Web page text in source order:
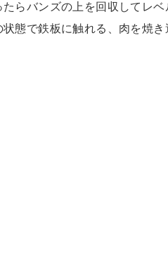
らバンズの上を回収してレベ
態で鉄板に触れる、肉を焼